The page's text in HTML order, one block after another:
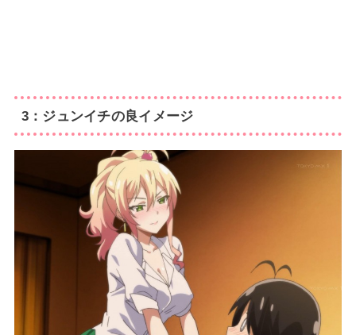
3：ジュンイチの良イメージ